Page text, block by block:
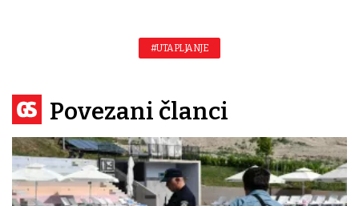
#UTAPLJANJE
Povezani članci